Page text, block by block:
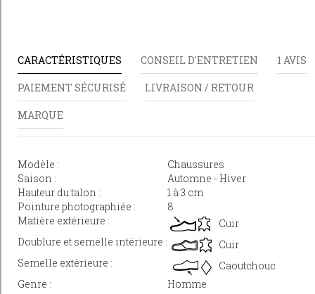
CARACTÉRISTIQUES CONSEIL D'ENTRETIEN 1 AVIS
PAIEMENT SÉCURISÉ LIVRAISON / RETOUR
MARQUE
Modèle :
Chaussures
Saison :
Automne - Hiver
Hauteur du talon :
1 à 3 cm
Pointure photographiée :
8
Matière extérieure :
Cuir
Doublure et semelle intérieure :
Cuir
Semelle extérieure :
Caoutchouc
Genre :
Homme